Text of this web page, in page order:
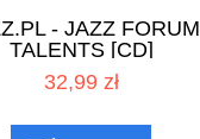
- JAZZ FORUM
TALENTS [CD]
32,99 zł